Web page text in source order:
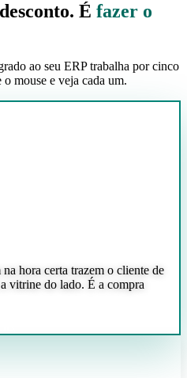
É fazer o
ao seu ERP trabalha por cinco
o mouse e veja cada um.
hora certa trazem o cliente de
vitrine do lado. É a compra